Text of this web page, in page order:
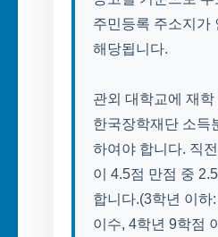
주민등록 주소지가
해당됩니다.
관외 대학교에 재
한국장학재단 소득
하여야 합니다. 직
이 4.5점 만점 중
합니다.(3학년 이하
이수, 4학년 9학점